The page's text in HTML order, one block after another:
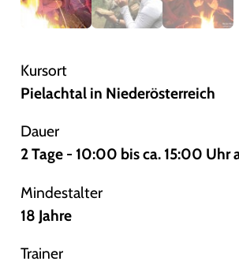
Kursort
Pielachtal in Niederösterreich
Dauer
2 Tage - 10:00 bis ca. 15:00 Uhr
Mindestalter
18 Jahre
Trainer